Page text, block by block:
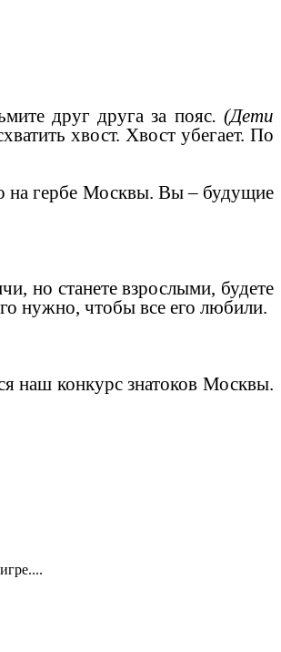
друг друга за пояс. (Дети
хвост. Хвост убегает. По
гербе Москвы. Вы – будущие
но станете взрослыми, будете
нужно, чтобы все его любили.
конкурс знатоков Москвы.